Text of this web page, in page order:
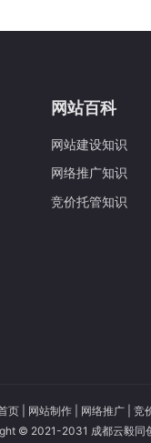
网站百科
网站建设知识
网络推广知识
竞价托管知识
页 网站制作 网络推广 竞
© 2021-2031 成都云毅同